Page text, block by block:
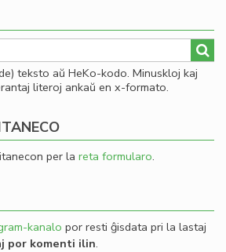
teksto aŭ HeKo-kodo. Minuskloj kaj
literoj ankaŭ en x-formato.
per la reta formularo.
kanalo por resti ĝisdata pri la lastaj
por komenti ilin.